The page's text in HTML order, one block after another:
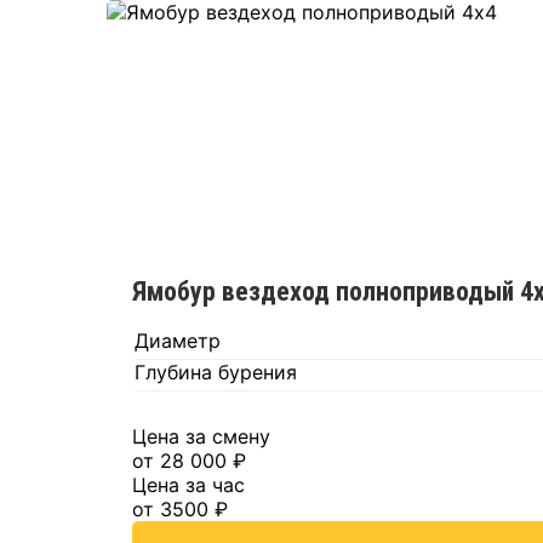
Ямобур вездеход полноприводый
Диаметр
Глубина бурения
Цена за смену
от 28 000 ₽
Цена за час
от 3500 ₽